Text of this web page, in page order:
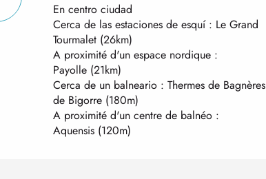
En centro ciudad
Cerca de las estaciones de esquí : Le Grand
Tourmalet (26km)
A proximité d'un espace nordique :
Payolle (21km)
Cerca de un balneario : Thermes de Bagnères
de Bigorre (180m)
A proximité d'un centre de balnéo :
Aquensis (120m)